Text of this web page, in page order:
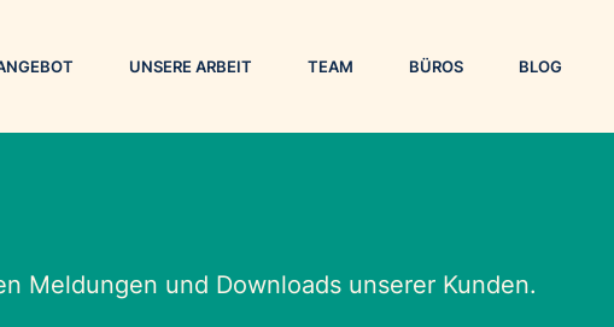
UNSERE ARBEIT TEAM BÜROS BLOG
Meldungen und Downloads unserer Kunden.